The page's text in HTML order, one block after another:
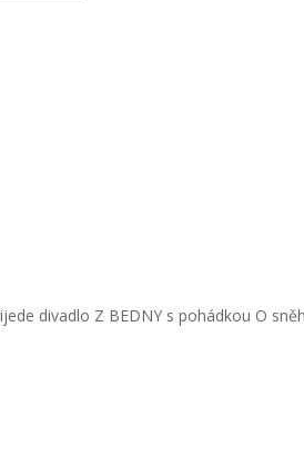
divadlo Z BEDNY s pohádkou O